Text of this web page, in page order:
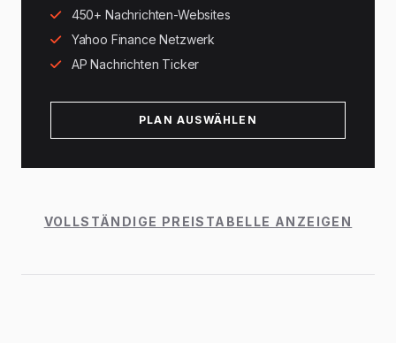
450+ Nachrichten-Websites
Yahoo Finance Netzwerk
AP Nachrichten Ticker
PLAN AUSWÄHLEN
VOLLSTÄNDIGE PREISTABELLE ANZEIGEN